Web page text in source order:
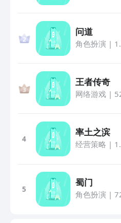
问道
角色扮演 |
王者传奇
网络游戏|
4
率土之滨
经营策略 |
5
蜀门
角色扮演 |